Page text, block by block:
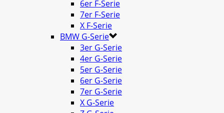
6er F-Serie
7er F-Serie
X F-Serie
BMW G-Serie
3er G-Serie
4er G-Serie
5er G-Serie
6er G-Serie
7er G-Serie
X G-Serie